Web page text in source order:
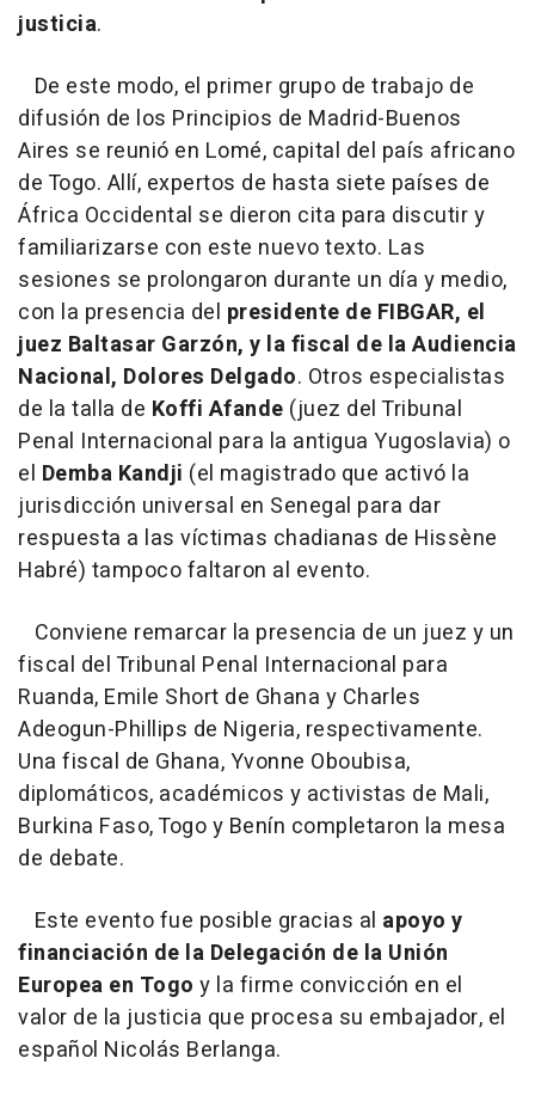
justicia.
De este modo, el primer grupo de trabajo de
difusión de los Principios de Madrid-Buenos
Aires se reunió en Lomé, capital del país africano
de Togo. Allí, expertos de hasta siete países de
África Occidental se dieron cita para discutir y
familiarizarse con este nuevo texto. Las
sesiones se prolongaron durante un día y medio,
con la presencia del presidente de FIBGAR, el
juez Baltasar Garzón, y la fiscal de la Audiencia
Nacional, Dolores Delgado. Otros especialistas
de la talla de Koffi Afande (juez del Tribunal
Penal Internacional para la antigua Yugoslavia) o
el Demba Kandji (el magistrado que activó la
jurisdicción universal en Senegal para dar
respuesta a las víctimas chadianas de Hissène
Habré) tampoco faltaron al evento.
Conviene remarcar la presencia de un juez y un
fiscal del Tribunal Penal Internacional para
Ruanda, Emile Short de Ghana y Charles
Adeogun-Phillips de Nigeria, respectivamente.
Una fiscal de Ghana, Yvonne Oboubisa,
diplomáticos, académicos y activistas de Mali,
Burkina Faso, Togo y Benín completaron la mesa
de debate.
Este evento fue posible gracias al apoyo y
financiación de la Delegación de la Unión
Europea en Togo y la firme convicción en el
valor de la justicia que procesa su embajador, el
español Nicolás Berlanga.